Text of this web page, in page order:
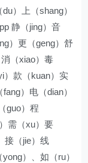
）上（shang）
静（jing）音
）更（geng）舒
（xiao）毒
）款（kuan）实
）电（dian）
guo）程
需（xu）要
接（jie）线
）、如（ru）